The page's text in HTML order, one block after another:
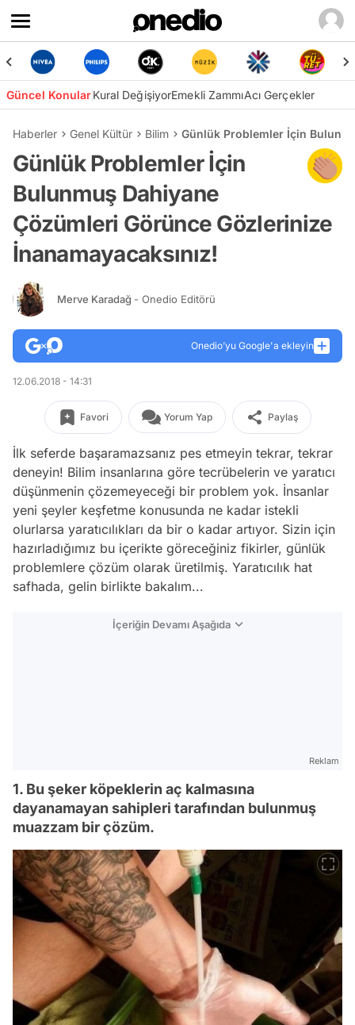
Güncel KonularKural DeğişiyorEmekli ZammıAcı Gerçekler
Haberler Genel Kültür Bilim Günlük Problemler İçin
Günlük Problemler İçin
Bulunmuş Dahiyane
Çözümleri Görünce Gözlerinize
İnanamayacaksınız!
Merve Karadağ - Onedio Editörü
Onedio’yu Google'a ekleyin
12.06.2018 - 14:31
Favori Yorum Yap Paylaş
İlk seferde başaramazsanız pes etmeyin tekrar, tekrar
deneyin! Bilim insanlarına göre tecrübelerin ve yaratıcı
düşünmenin çözemeyeceği bir problem yok. İnsanlar
yeni şeyler keşfetme konusunda ne kadar istekli
olurlarsa yaratıcılıkları da bir o kadar artıyor. Sizin için
hazırladığımız bu içerikte göreceğiniz fikirler, günlük
problemlere çözüm olarak üretilmiş. Yaratıcılık hat
safhada, gelin birlikte bakalım...
İçeriğin Devamı Aşağıda
Reklam
1. Bu şeker köpeklerin aç kalmasına
dayanamayan sahipleri tarafından bulunmuş
muazzam bir çözüm.